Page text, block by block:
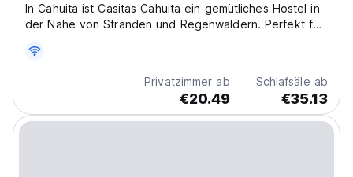
In Cahuita ist Casitas Cahuita ein gemütliches Hostel in
der Nähe von Stränden und Regenwäldern. Perfekt für
Frühstück verfügbar. (Auto-translated from original
Privatzimmer ab
€20.49
Schlafsäle ab
€35.13